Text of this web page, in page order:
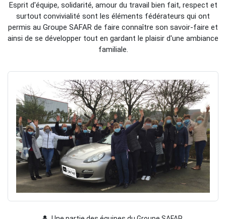
Esprit d'équipe, solidarité, amour du travail bien fait, respect et
surtout convivialité sont les éléments fédérateurs qui ont
permis au Groupe SAFAR de faire connaître son savoir-faire et
ainsi de se développer tout en gardant le plaisir d'une ambiance
familiale.